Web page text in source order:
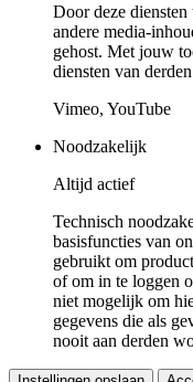
Door deze
andere media-
gehost. Met jouw
diensten van
Vimeo, YouTube
Noodzakelijk
Altijd actief
Technisch
basisfuncties van
gebruikt om
of om in te loggen
niet mogelijk om
gegevens die als
nooit aan derden